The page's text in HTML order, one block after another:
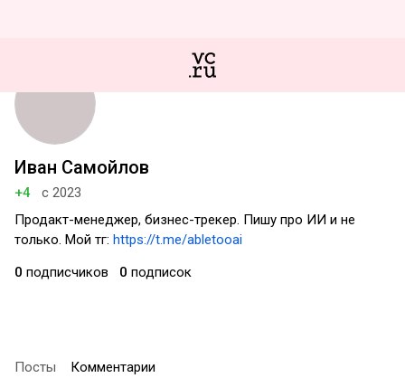
Иван Самойлов
+4
с 2023
Продакт-менеджер, бизнес-трекер. Пишу про ИИ и не
только. Мой тг: https://t.me/abletooai
0 подписчиков 0 подписок
Посты Комментарии